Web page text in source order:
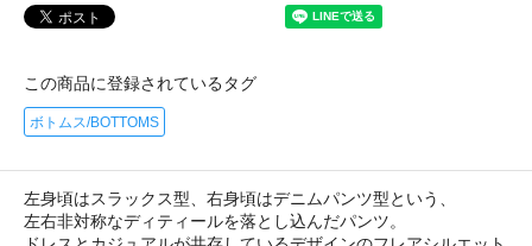
この商品に登録されているタグ
ボトムス/BOTTOMS
左身頃はスラックス型、右身頃はデニムパンツ型という、
左右非対称なディティールを落とし込んだパンツ。